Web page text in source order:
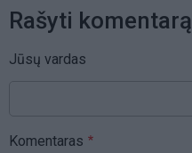
Rašyti komentarą
Jūsų vardas
Komentaras